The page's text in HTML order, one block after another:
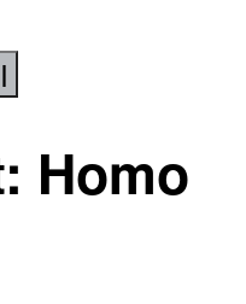
Homo